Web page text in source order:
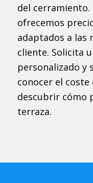
del cerramiento.
ofrecemos
adaptados a las
cliente. Solicita
personalizado y
conocer el
descubrir cómo
terraza.